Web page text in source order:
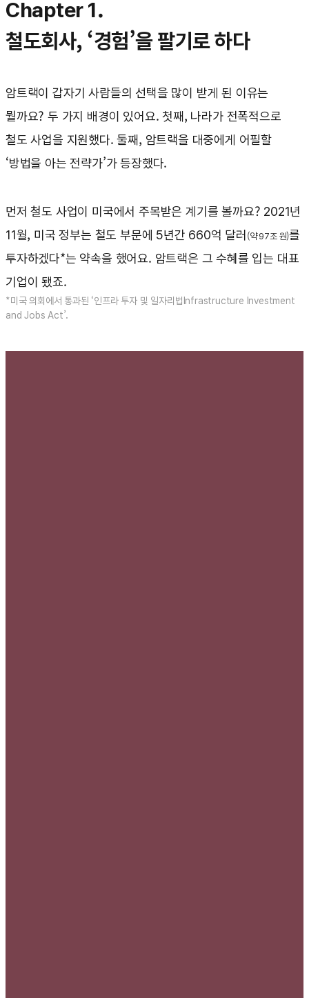
Chapter 1.
철도회사, ‘경험’을 팔기로 하다
암트랙이 갑자기 사람들의 선택을 많이 받게 된 이유는
뭘까요? 두 가지 배경이 있어요. 첫째, 나라가 전폭적으로
철도 사업을 지원했다. 둘째, 암트랙을 대중에게 어필할
‘방법을 아는 전략가’가 등장했다.
먼저 철도 사업이 미국에서 주목받은 계기를 볼까요? 2021년
11월, 미국 정부는 철도 부문에 5년간 660억 달러 (약 97조 원)를
투자하겠다*는 약속을 했어요. 암트랙은 그 수혜를 입는 대표
기업이 됐죠.
*미국 의회에서 통과된 ‘인프라 투자 및 일자리법Infrastructure Investment
and Jobs Act’.